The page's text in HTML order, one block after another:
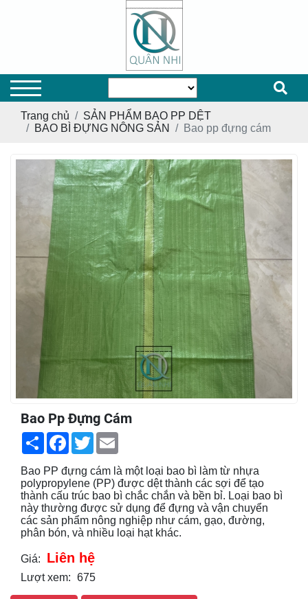
Trang chủ
SẢN PHẨM BAO PP DỆT
BAO BÌ ĐỰNG NÔNG SẢN
Bao pp đựng cám
Bao Pp Đựng Cám
ShareFacebook
Twitter
Bao PP đựng cám là một loại bao bì làm từ nhựa
polypropylene (PP) được dệt thành các sợi để tạo
thành cấu trúc bao bì chắc chắn và bền bỉ. Loại bao bì
này thường được sử dụng để đựng và vận chuyển
các sản phẩm nông nghiệp như cám, gạo, đường,
phân bón, và nhiều loại hạt khác.
Giá: Liên hệ
Lượt xem: 675